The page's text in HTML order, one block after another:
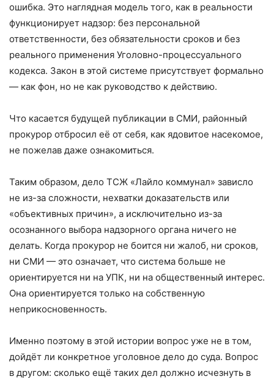
ошибка. Это наглядная модель того, как в реальности
функционирует надзор: без персональной
ответственности, без обязательности сроков и без
реального применения Уголовно-процессуального
кодекса. Закон в этой системе присутствует формально
— как фон, но не как руководство к действию.
Что касается будущей публикации в СМИ, районный
прокурор отбросил её от себя, как ядовитое насекомое,
не пожелав даже ознакомиться.
Таким образом, дело ТСЖ «Лайло коммунал» зависло
не из-за сложности, нехватки доказательств или
«объективных причин», а исключительно из-за
осознанного выбора надзорного органа ничего не
делать. Когда прокурор не боится ни жалоб, ни сроков,
ни СМИ — это означает, что система больше не
ориентируется ни на УПК, ни на общественный интерес.
Она ориентируется только на собственную
неприкосновенность.
Именно поэтому в этой истории вопрос уже не в том,
дойдёт ли конкретное уголовное дело до суда. Вопрос
в другом: сколько ещё таких дел должно исчезнуть в